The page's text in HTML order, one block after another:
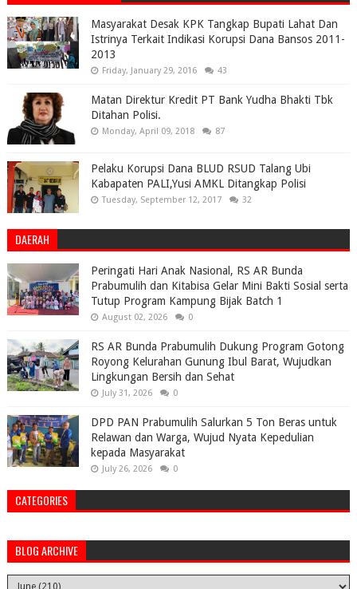
Masyarakat Desak KPK Tangkap Bupati Lahat Dan
Istrinya Terkait Indikasi Korupsi Dana Bansos 2011-
2013
Friday, January 29, 2016 43
Matan Direktur Kredit PT Bank Yudha Bhakti Tbk
Ditahan Polisi.
Monday, April 09, 2018 87
Pelaku Korupsi Dana BLUD RSUD Talang Ubi
Kabapaten PALI,Yusi AMKL Ditangkap Polisi
Tuesday, September 12, 2017 32
DAERAH
Peringati Hari Anak Nasional, RS AR Bunda
Prabumulih dan Kitabisa Gelar Mini Bakti Sosial serta
Tutup Program Kampung Bijak Batch 1
August 02, 2026 0
RS AR Bunda Prabumulih Dukung Program Gotong
Royong Kelurahan Gunung Ibul Barat, Wujudkan
Lingkungan Bersih dan Sehat
July 31, 2026 0
DPD PAN Prabumulih Salurkan 5 Ton Beras untuk
Relawan dan Warga, Wujud Nyata Kepedulian
kepada Masyarakat
July 26, 2026 0
CATEGORIES
BLOG ARCHIVE